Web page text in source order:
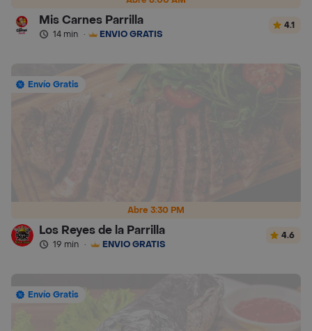
Mis Carnes Parrilla
14 min · ENVÍO GRATIS
4.1
Abre 3:30 PM
Envío Gratis
Los Reyes de la Parrilla
19 min · ENVÍO GRATIS
4.6
Envío Gratis